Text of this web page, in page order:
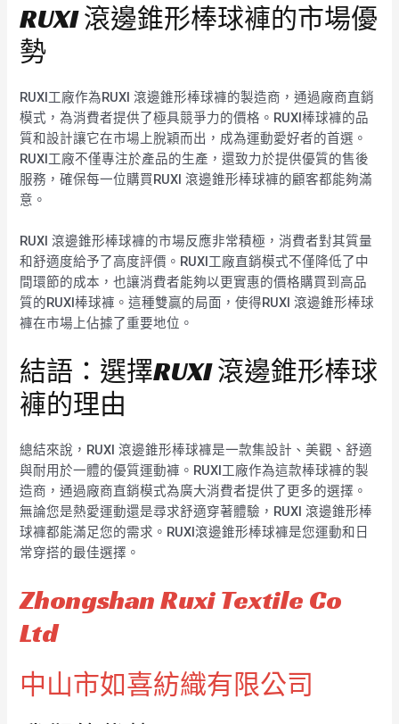
RUXI 滾邊錐形棒球褲的市場優
勢
RUXI工廠作為RUXI 滾邊錐形棒球褲的製造商，通過廠商直銷
模式，為消費者提供了極具競爭力的價格。RUXI棒球褲的品
質和設計讓它在市場上脫穎而出，成為運動愛好者的首選。
RUXI工廠不僅專注於產品的生產，還致力於提供優質的售後
服務，確保每一位購買RUXI 滾邊錐形棒球褲的顧客都能夠滿
意。
RUXI 滾邊錐形棒球褲的市場反應非常積極，消費者對其質量
和舒適度給予了高度評價。RUXI工廠直銷模式不僅降低了中
間環節的成本，也讓消費者能夠以更實惠的價格購買到高品
質的RUXI棒球褲。這種雙贏的局面，使得RUXI 滾邊錐形棒球
褲在市場上佔據了重要地位。
結語：選擇RUXI 滾邊錐形棒球
褲的理由
總結來說，RUXI 滾邊錐形棒球褲是一款集設計、美觀、舒適
與耐用於一體的優質運動褲。RUXI工廠作為這款棒球褲的製
造商，通過廠商直銷模式為廣大消費者提供了更多的選擇。
無論您是熱愛運動還是尋求舒適穿著體驗，RUXI 滾邊錐形棒
球褲都能滿足您的需求。RUXI滾邊錐形棒球褲是您運動和日
常穿搭的最佳選擇。
Zhongshan Ruxi Textile Co
Ltd
中山市如喜紡織有限公司